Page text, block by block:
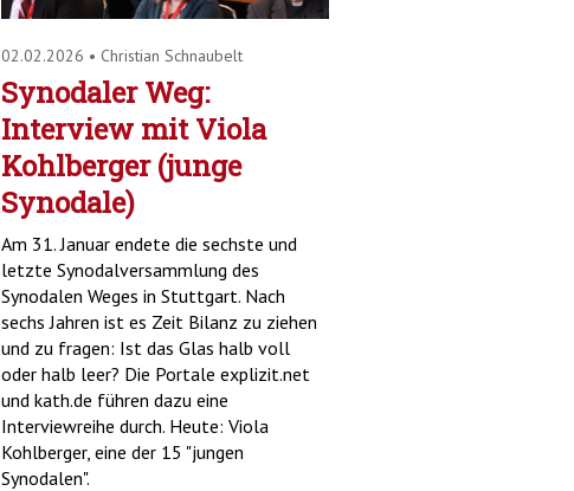
02.02.2026 • Christian Schnaubelt
Synodaler Weg:
Interview mit Viola
Kohlberger (junge
Synodale)
Am 31. Januar endete die sechste und
letzte Synodalversammlung des
Synodalen Weges in Stuttgart. Nach
sechs Jahren ist es Zeit Bilanz zu ziehen
und zu fragen: Ist das Glas halb voll
oder halb leer? Die Portale explizit.net
und kath.de führen dazu eine
Interviewreihe durch. Heute: Viola
Kohlberger, eine der 15 "jungen
Synodalen".